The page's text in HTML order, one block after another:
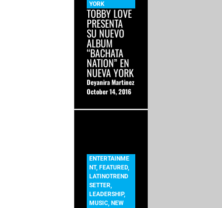
YORK
TOBBY LOVE
PRESENTA
SU NUEVO
ALBUM
“BACHATA
NATION” EN
NUEVA YORK
Deyanira Martinez
October 14, 2016
ENTERTAINME
NT, FEATURED,
LATINOTREND
SETTER,
LEADERSHIP,
MUSIC, NEW